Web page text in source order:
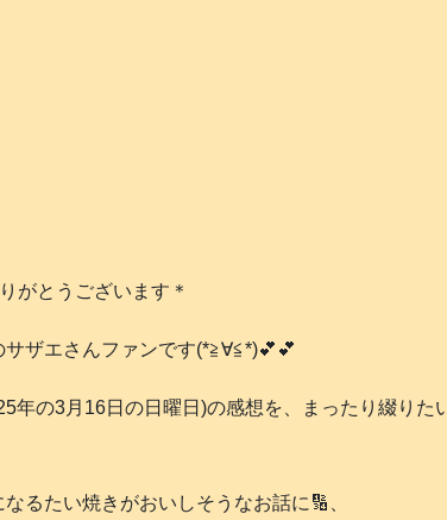
がとうございます＊
ザエさんファンです(*≧∀≦*)💕💕
年の3月16日の日曜日)の感想を、まったり綴りた
るたい焼きがおいしそうなお話に🔢、